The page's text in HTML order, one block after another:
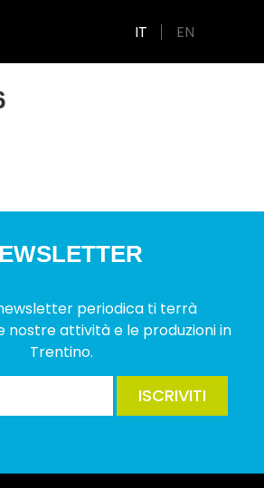
IT EN
periodica ti terrà
nostre attività e le produzioni in
Trentino.
ISCRIVITI